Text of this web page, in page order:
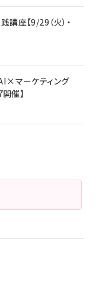
見る
6.1) 【完
ブノイズキャンセリ
大50時間再生 / PSE
USB-C & USB-C
ブル 240W 結束バン
素材採用 iPhone
Pro MacBook
見る
と見る
座【9/29（火）・
マーケティング
催】